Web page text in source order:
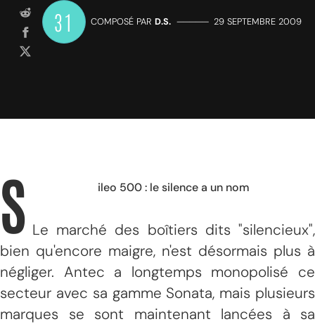
31 COMPOSÉ PAR D.S. ————— 29 SEPTEMBRE 2009
S ileo 500 : le silence a un nom
Le marché des boîtiers dits "silencieux",
bien qu'encore maigre, n'est désormais plus à
négliger. Antec a longtemps monopolisé ce
secteur avec sa gamme Sonata, mais plusieurs
marques se sont maintenant lancées à sa